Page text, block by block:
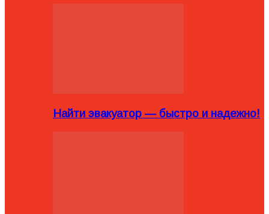
Найти эвакуатор — быстро и надежно!